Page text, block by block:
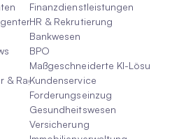
& Rag
Finanzdienstleistungen
HR & Rekrutierung
Bankwesen
BPO
Maßgeschneiderte KI-Lösungen
Kundenservice
Forderungseinzug
Gesundheitswesen
Versicherung